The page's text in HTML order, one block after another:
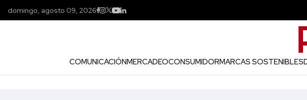
domingo, agosto 09, 2026
COMUNICACIÓNMERCADEOCONSUMIDORMARCAS SOSTENIBLES